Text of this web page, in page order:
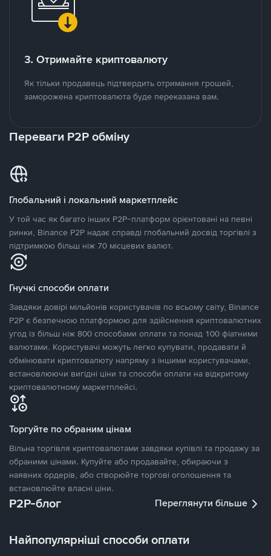
3. Отримайте криптовалюту
Як тільки продавець підтвердить отримання грошей,
заморожена криптовалюта буде переказана вам.
Переваги P2P обміну
Глобальний і локальний маркетплейс
У той час як багато інших P2P-платформ орієнтовані на певні
ринки, Binance P2P надає справді глобальний досвід торгівлі з
підтримкою більш ніж 70 місцевих валют.
Гнучкі способи оплати
Завдяки довірі мільйонів користувачів по всьому світу, Binance
P2P є безпечною платформою для здійснення криптовалютних
угод із більш ніж 800 способами оплати та понад 100 фіатними
валютами. Користувачі можуть легко купувати, продавати й
обмінювати криптовалюту напряму з іншими користувачами,
встановлюючи вигідні ціни та способи оплати на відкритому
криптовалютному маркетплейсі.
Торгуйте по обраним цінам
Вільна торгівля криптовалютами завдяки купівлі та продажу за
обраними цінами. Купуйте або продавайте, обираючи з
наявних ордерів, або створюйте торгові оголошення та
встановлюйте власні ціни.
P2P-блог Переглянути більше
Найпопулярніші способи оплати